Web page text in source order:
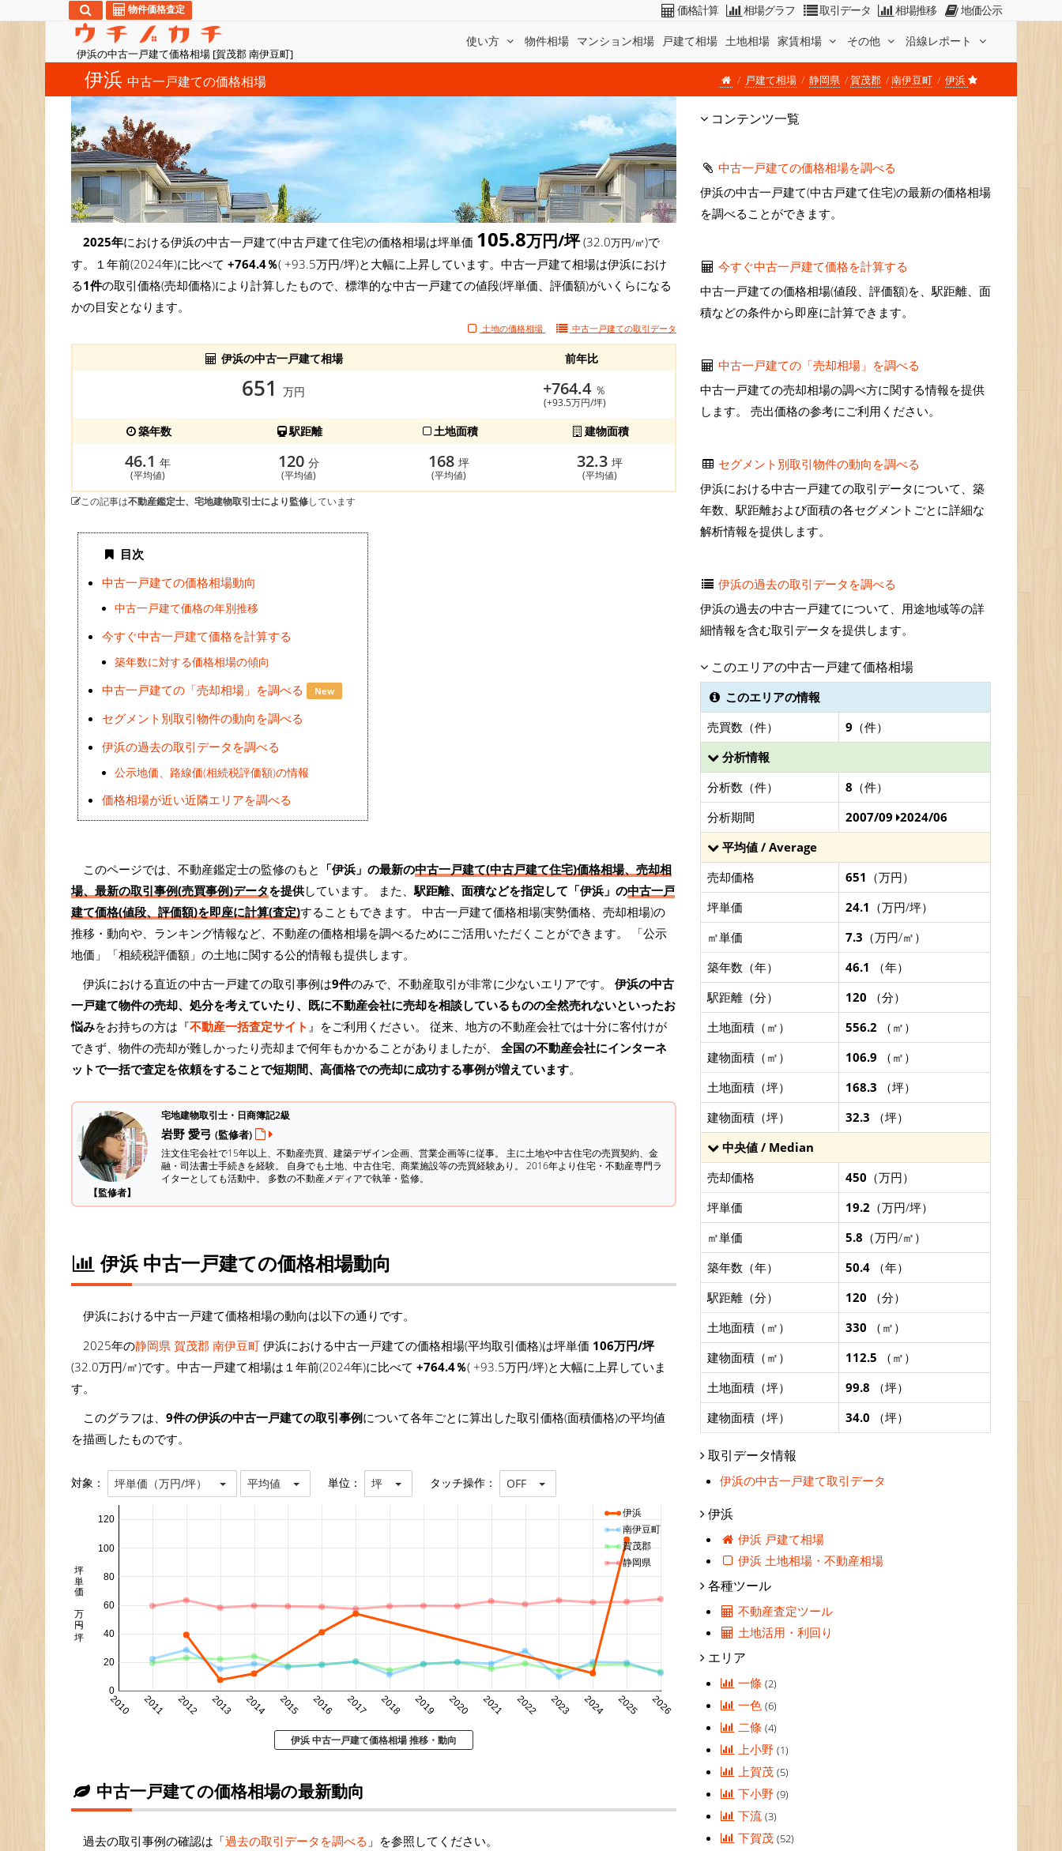
伊浜の中古一戸建て価格相場 [賀茂郡 南伊豆町]
使い方 物件相場 マンション相場 戸建て相場 土地相場 家賃相場 その他 沿線レポート
物件価格査定 価格計算 相場グラフ 取引データ 相場推移 地価公示
伊浜 中古一戸建ての価格相場 戸建て相場 静岡県 賀茂郡 南伊豆町 伊浜
2025年における伊浜の中古一戸建て(中古戸建て住宅)の価格相場は坪単価 105.8万円/坪(32.0万円/㎡)で
す。１年前(2024年)に比べて +764.4％( +93.5万円/坪)と大幅に上昇しています。中古一戸建て相場は伊浜におけ
る1件の取引価格(売却価格)により計算したもので、標準的な中古一戸建ての値段(坪単価、評価額)がいくらになる
かの目安となります。
土地の価格相場 中古一戸建ての取引データ
伊浜の中古一戸建て相場 前年比
651 万円 +764.4 ％
(+93.5万円/坪)
築年数 駅距離 土地面積 建物面積
46.1年
(平均値)
120 分
(平均値)
168坪
(平均値)
32.3 坪
(平均値)
この記事は不動産鑑定士、宅地建物取引士により監修しています
目次
中古一戸建ての価格相場動向
中古一戸建て価格の年別推移
今すぐ中古一戸建て価格を計算する
築年数に対する価格相場の傾向
中古一戸建ての「売却相場」を調べる New
セグメント別取引物件の動向を調べる
伊浜の過去の取引データを調べる
公示地価、路線価(相続税評価額)の情報
価格相場が近い近隣エリアを調べる
このページでは、不動産鑑定士の監修のもと 「伊浜」の最新の中古一戸建て(中古戸建て住宅)価格相場、売却相
場、最新の取引事例(売買事例)データを提供しています。 また、 駅距離、面積などを指定して「伊浜」の中古一戸
建て価格(値段、評価額)を即座に計算(査定)することもできます。 中古一戸建て価格相場(実勢価格、売却相場)の
推移・動向や、ランキング情報など、不動産の価格相場を調べるためにご活用いただくことができます。
「公示
地価」「相続税評価額」の土地に関する公的情報も提供します。
伊浜における直近の中古一戸建ての取引事例は9件のみで、不動産取引が非常に少ないエリアです。 伊浜の中古
一戸建て物件の売却、処分を考えていたり、既に不動産会社に売却を相談しているものの全然売れないといったお
悩みをお持ちの方は『不動産一括査定サイト 』をご利用ください。 従来、地方の不動産会社では十分に客付けが
できず、物件の売却が難しかったり売却まで何年もかかることがありましたが、 全国の不動産会社にインターネ
ットで一括で査定を依頼をすることで短期間、高価格での売却に成功する事例が増えています。
【監修者】
宅地建物取引士・日商簿記2級
岩野 愛弓 (監修者)
注文住宅会社で15年以上、不動産売買、建築デザイン企画、営業企画等に従事。 主に土地や中古住宅の売買契約、金
融・司法書士手続きを経験。 自身でも土地、中古住宅、商業施設等の売買経験あり。 2016年より住宅・不動産専門ラ
イターとしても活動中。 多数の不動産メディアで執筆・監修。
伊浜 中古一戸建ての価格相場動向
伊浜における中古一戸建て価格相場の動向は以下の通りです。
2025年の静岡県 賀茂郡 南伊豆町 伊浜における中古一戸建ての価格相場(平均取引価格)は坪単価 106万円/坪
(32.0万円/㎡)です。中古一戸建て相場は１年前(2024年)に比べて +764.4％( +93.5万円/坪)と大幅に上昇していま
す。
このグラフは、 9件の伊浜の中古一戸建ての取引事例について各年ごとに算出した取引価格(面積価格)の平均値
を描画したものです。
対象： 坪単価（万円/坪） 平均値 単位： 坪 タッチ操作： OFF
2010 2011 2012 2013 2014 2015 2016 2017 2018 2019 2020 2021 2022 2023 2024 2025 2026
0
20
40
60
80
100
120
坪単価 万円/坪
伊浜
南伊豆町
賀茂郡
静岡県
伊浜 中古一戸建て価格相場 推移・動向
中古一戸建ての価格相場の最新動向
過去の取引事例の確認は「過去の取引データを調べる 」を参照してください。
コンテンツ一覧
中古一戸建ての価格相場を調べる
伊浜の中古一戸建て(中古戸建て住宅)の最新の価格相場
を調べることができます。
今すぐ中古一戸建て価格を計算する
中古一戸建ての価格相場(値段、評価額)を、駅距離、面
積などの条件から即座に計算できます。
中古一戸建ての「売却相場」を調べる
中古一戸建ての売却相場の調べ方に関する情報を提供
します。 売出価格の参考にご利用ください。
セグメント別取引物件の動向を調べる
伊浜における中古一戸建ての取引データについて、築
年数、駅距離および面積の各セグメントごとに詳細な
解析情報を提供します。
伊浜の過去の取引データを調べる
伊浜の過去の中古一戸建てについて、用途地域等の詳
細情報を含む取引データを提供します。
このエリアの中古一戸建て価格相場
このエリアの情報
売買数（件）
9 （件）
分析情報
分析数（件）
8 （件）
分析期間
2007/09 2024/06
平均値 / Average
売却価格
651 （万円）
坪単価
24.1 （万円/坪）
㎡単価
7.3 （万円/㎡）
築年数（年）
46.1 （年）
駅距離（分）
120 （分）
土地面積（㎡）
556.2 （㎡）
建物面積（㎡）
106.9 （㎡）
土地面積（坪）
168.3 （坪）
建物面積（坪）
32.3 （坪）
中央値 / Median
売却価格
450 （万円）
坪単価
19.2 （万円/坪）
㎡単価
5.8 （万円/㎡）
築年数（年）
50.4 （年）
駅距離（分）
120 （分）
土地面積（㎡）
330 （㎡）
建物面積（㎡）
112.5 （㎡）
土地面積（坪）
99.8 （坪）
建物面積（坪）
34.0 （坪）
取引データ情報
伊浜の中古一戸建て取引データ
伊浜
伊浜 戸建て相場
伊浜 土地相場・不動産相場
各種ツール
不動産査定ツール
土地活用・利回り
エリア
一條(2)
一色(6)
二條(4)
上小野(1)
上賀茂(5)
下小野(9)
下流(3)
下賀茂(52)